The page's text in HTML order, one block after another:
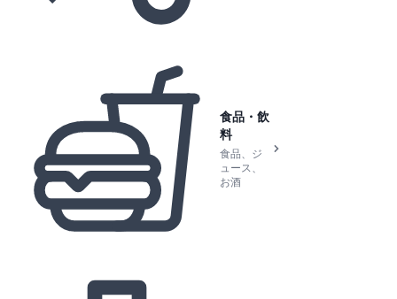
食品・飲
料
食品、ジ
ュース、
お酒